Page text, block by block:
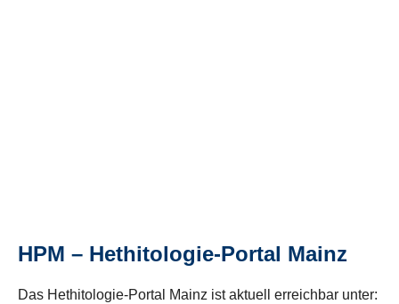
HPM – Hethitologie-Portal Mainz
Das Hethitologie-Portal Mainz ist aktuell erreichbar unter: